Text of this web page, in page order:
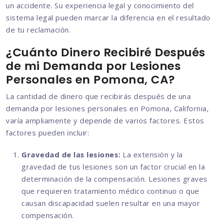
un accidente. Su experiencia legal y conocimiento del
sistema legal pueden marcar la diferencia en el resultado
de tu reclamación.
¿Cuánto Dinero Recibiré Después
de mi Demanda por Lesiones
Personales en Pomona, CA?
La cantidad de dinero que recibirás después de una
demanda por lesiones personales en Pomona, California,
varía ampliamente y depende de varios factores. Estos
factores pueden incluir:
Gravedad de las lesiones: La extensión y la
gravedad de tus lesiones son un factor crucial en la
determinación de la compensación. Lesiones graves
que requieren tratamiento médico continuo o que
causan discapacidad suelen resultar en una mayor
compensación.